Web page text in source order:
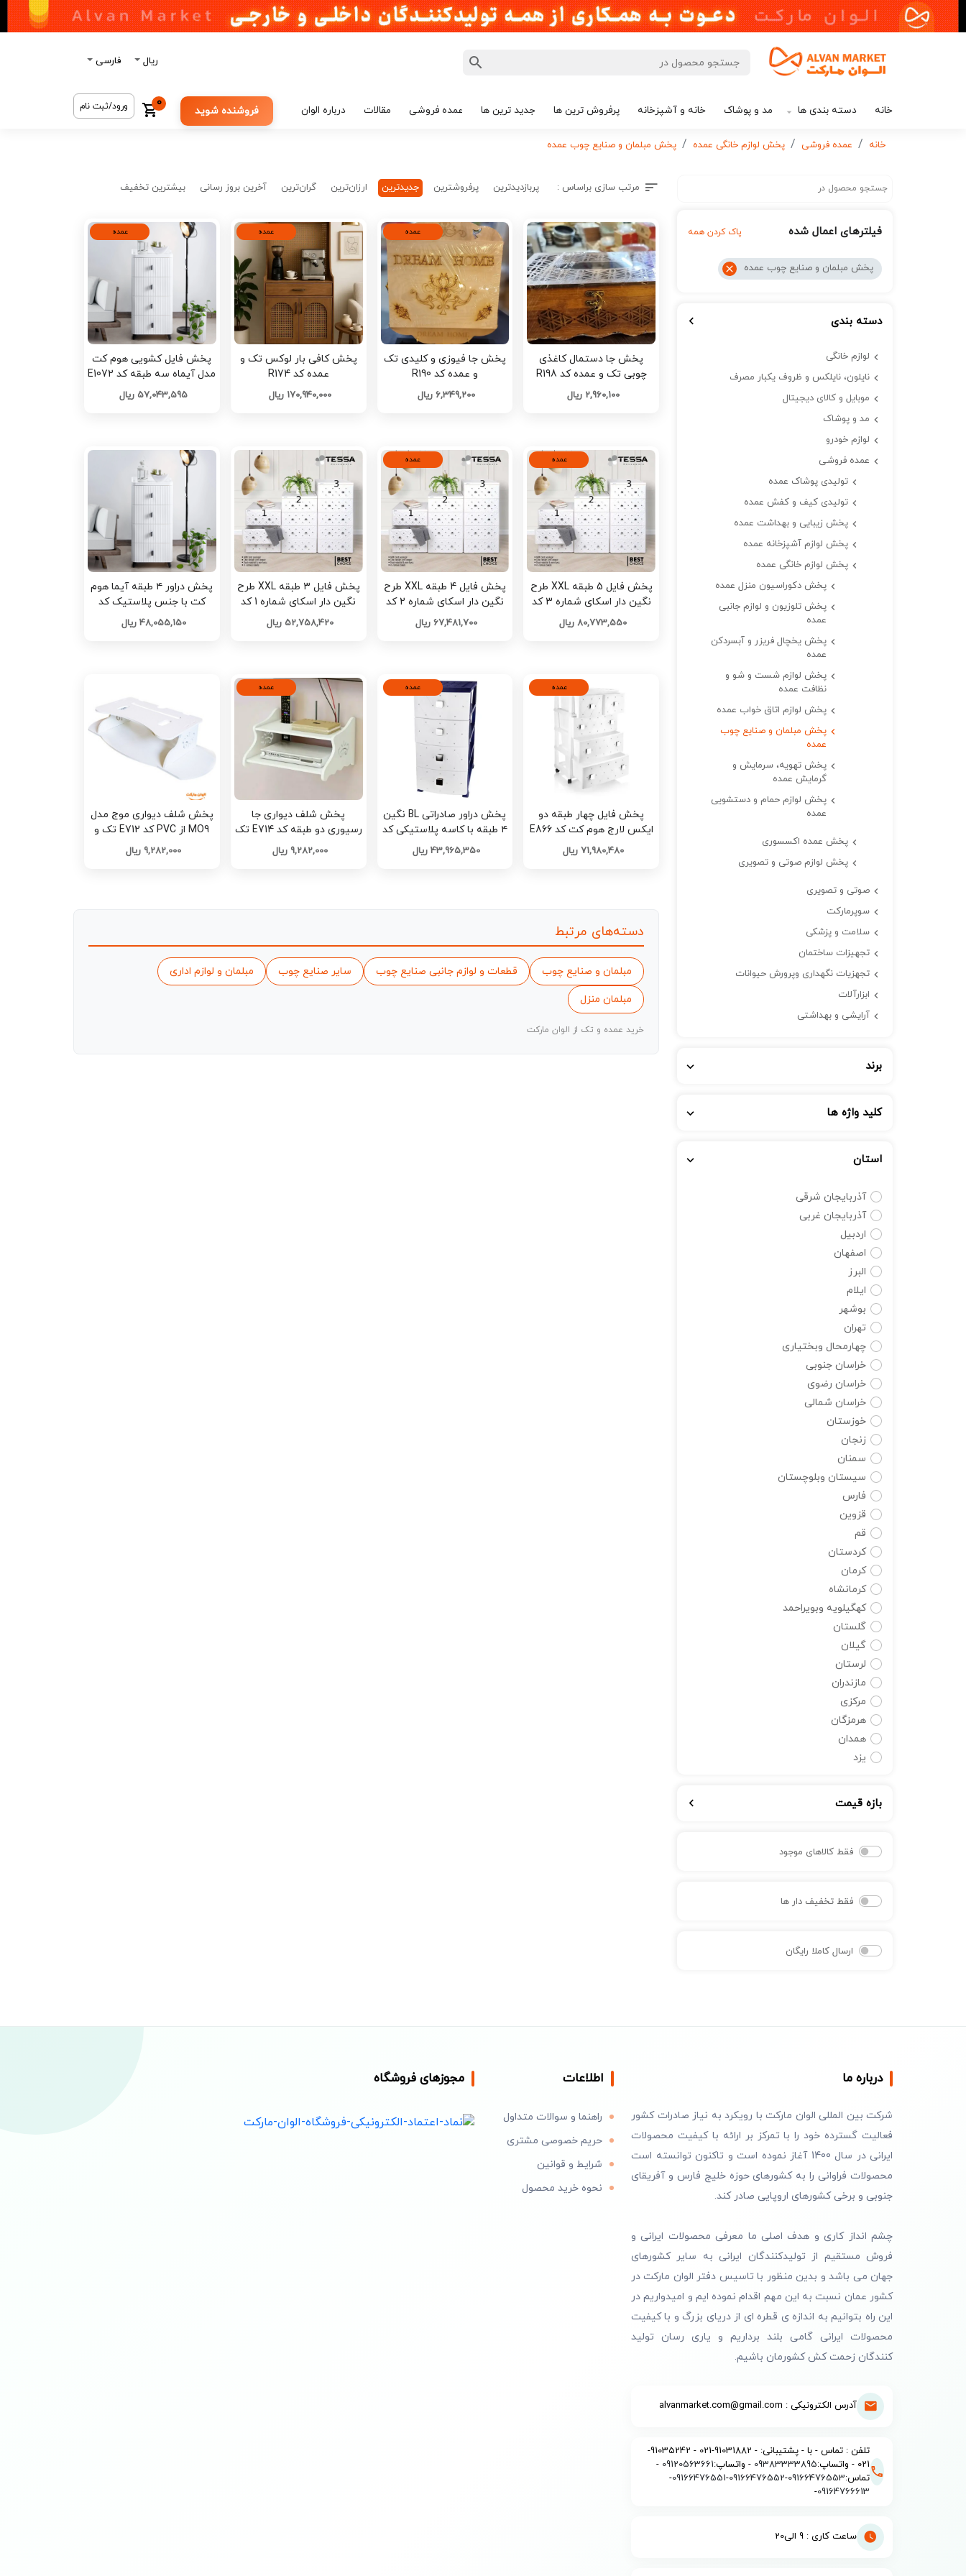
ریال فارسی
خانه دسته بندی ها مد و پوشاک خانه و آشپزخانه پرفروش ترین ها جدید ترین ها عمده فروشی مقالات درباره الوان فروشنده شوید
0 ورود/ثبت نام
خانه عمده فروشی پخش لوازم خانگی عمده پخش مبلمان و صنایع چوب عمده
فیلترهای اعمال شده پاک کردن همه
پخش مبلمان و صنایع چوب عمده
دسته بندی
لوازم خانگی
نایلون، نایلکس و ظروف یکبار مصرف
موبایل و کالای دیجیتال
مد و پوشاک
لوازم خودرو
عمده فروشی
تولیدی پوشاک عمده
تولیدی کیف و کفش عمده
پخش زیبایی و بهداشت عمده
پخش لوازم آشپزخانه عمده
پخش لوازم خانگی عمده
پخش دکوراسیون منزل عمده
پخش تلوزیون و لوازم جانبی
عمده
پخش یخچال فریزر و آبسردکن
عمده
پخش لوازم شست و شو و
نظافت عمده
پخش لوازم اتاق خواب عمده
پخش مبلمان و صنایع چوب
عمده
پخش تهویه، سرمایش و
گرمایش عمده
پخش لوازم حمام و دستشویی
عمده
پخش عمده اکسسوری
پخش لوازم صوتی و تصویری
صوتی و تصویری
سوپرمارکت
سلامت و پزشکی
تجهیزات ساختمان
تجهزیات نگهداری وپرورش حیوانات
ابزارآلات
آرایشی و بهداشتی
برند
کلید واژه ها
استان
آذربایجان شرقی
آذربایجان غربی
اردبیل
اصفهان
البرز
ایلام
بوشهر
تهران
چهارمحال وبختیاری
خراسان جنوبی
خراسان رضوی
خراسان شمالی
خوزستان
زنجان
سمنان
سیستان وبلوچستان
فارس
قزوین
قم
کردستان
کرمان
کرمانشاه
کهگیلویه وبویراحمد
گلستان
گیلان
لرستان
مازندران
مرکزی
هرمزگان
همدان
یزد
بازه قیمت
فقط کالاهای موجود
فقط تخفیف دار ها
ارسال کاملا رایگان
مرتب سازی براساس : پربازدیدترین پرفروشترین جدیدترین ارزان‌ترین گران‌ترین آخرین بروز رسانی بیشترین تخفیف
پخش جا دستمال کاغذی
چوبی تک و عمده کد R198
2,960,100 ریال
عمده
پخش جا فیوزی و کلیدی تک
و عمده کد R190
6,349,200 ریال
عمده
پخش کافی بار لوکس تک و
عمده کد R174
170,940,000 ریال
عمده
پخش فایل کشویی هوم کت
مدل آیماه سه طبقه کد E1072
تک و عمده
57,043,595 ریال
عمده
پخش فایل 5 طبقه XXL طرح
نگین دار اسکای شماره 3 کد
E874 تک و عمده
80,773,550 ریال
عمده
پخش فایل 4 طبقه XXL طرح
نگین دار اسکای شماره 2 کد
E872 تک و عمده
67,481,700 ریال
پخش فایل ۳ طبقه XXL طرح
نگین دار اسکای شماره 1 کد
E870 تک و عمده
52,758,420 ریال
پخش دراور ۴ طبقه آیما هوم
کت با جنس پلاستیک کد
E868 تک و عمده
48,055,150 ریال
عمده
پخش فایل چهار طبقه دو
ایکس لارج هوم کت کد E866
تک و عمده
71,980,480 ریال
عمده
پخش دراور صادراتی BL نگین
۴ طبقه با کاسه پلاستیکی کد
E864 تک و عمده
43,965,350 ریال
عمده
پخش شلف دیواری جا
رسیوری دو طبقه کد E714 تک
و عمده
9,282,000 ریال
پخش شلف دیواری موج مدل
MO9 از PVC کد E712 تک و
عمده
9,282,000 ریال
دسته‌های مرتبط
مبلمان و صنایع چوب قطعات و لوازم جانبی صنایع چوب سایر صنایع چوب مبلمان و لوازم اداری
مبلمان منزل
خرید عمده و تک از الوان مارکت
درباره ما
شرکت بین المللی الوان مارکت با رویکرد به نیاز صادرات کشور
فعالیت گسترده خود را با تمرکز بر ارائه با کیفیت محصولات
ایرانی در سال 1400 آغاز نموده است و تاکنون توانسته است
محصولات فراوانی را به کشورهای حوزه خلیج فارس و آفریقای
جنوبی و برخی کشورهای اروپایی صادر کند.
چشم انداز کاری و هدف اصلی ما معرفی محصولات ایرانی و
فروش مستقیم از تولیدکنندگان ایرانی به سایر کشورهای
جهان می باشد و بدین منظور با تاسیس دفتر الوان مارکت در
کشور عمان نسبت به این مهم اقدام نموده ایم و امیدواریم در
این راه بتوانیم به اندازه ی قطره ای از دریای بزرگ و با کیفیت
محصولات ایرانی گامی بلند برداریم و یاری رسان تولید
کنندگان زحمت کش کشورمان باشیم.
آدرس الکترونیکی : alvanmarket.com@gmail.com
تلفن : تماس - با - پشتیبانی: - 91031882-021 - 91035242-
021 - واتساپ:
09383333895 - واتساپ:09120563661
-
تماس:09166476553
-
09166476552
-
09166476551
-
09164766613
-
ساعت کاری : 9 الی20
اطلاعات
راهنما و سوالات متداول
حریم خصوصی مشتری
شرایط و قوانین
نحوه خرید محصول
مجوزهای فروشگاه